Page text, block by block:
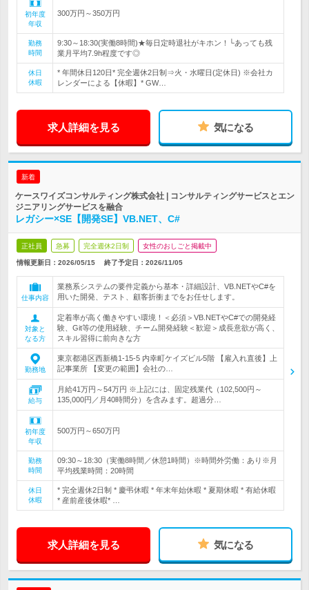
初年度
年収
300万円～350万円
勤務
時間
9:30～18:30(実働8時間)★毎日定時退社がキホン！└あっても残
業月平均7.9h程度です◎
休日
休暇
* 年間休日120日* 完全週休2日制⇒火・水曜日(定休日) ※会社カ
レンダーによる【休暇】* GW…
求人詳細を見る 気になる
新着
ケースワイズコンサルティング株式会社 | コンサルティングサービスとエン
ジニアリングサービスを融合
レガシー×SE【開発SE】VB.NET、C#
正社員 急募 完全週休2日制 女性のおしごと掲載中
情報更新日：2026/05/15 終了予定日： 2026/11/05
仕事内容
業務系システムの要件定義から基本・詳細設計、VB.NETやC#を
用いた開発、テスト、顧客折衝までをお任せします。
対象と
なる方
定着率が高く働きやすい環境！＜必須＞VB.NETやC#での開発経
験、Git等の使用経験、チーム開発経験＜歓迎＞成長意欲が高く、
スキル習得に前向きな方
勤務地
東京都港区西新橋1-15-5 内幸町ケイズビル5階 【雇入れ直後】上
記事業所 【変更の範囲】会社の…
給与
月給41万円～54万円 ※上記には、固定残業代（102,500円～
135,000円／月40時間分）を含みます。超過分…
初年度
年収
500万円～650万円
勤務
時間
09:30～18:30（実働8時間／休憩1時間）※時間外労働：あり※月
平均残業時間：20時間
休日
休暇
* 完全週休2日制 * 慶弔休暇 * 年末年始休暇 * 夏期休暇 * 有給休暇
* 産前産後休暇* …
求人詳細を見る 気になる